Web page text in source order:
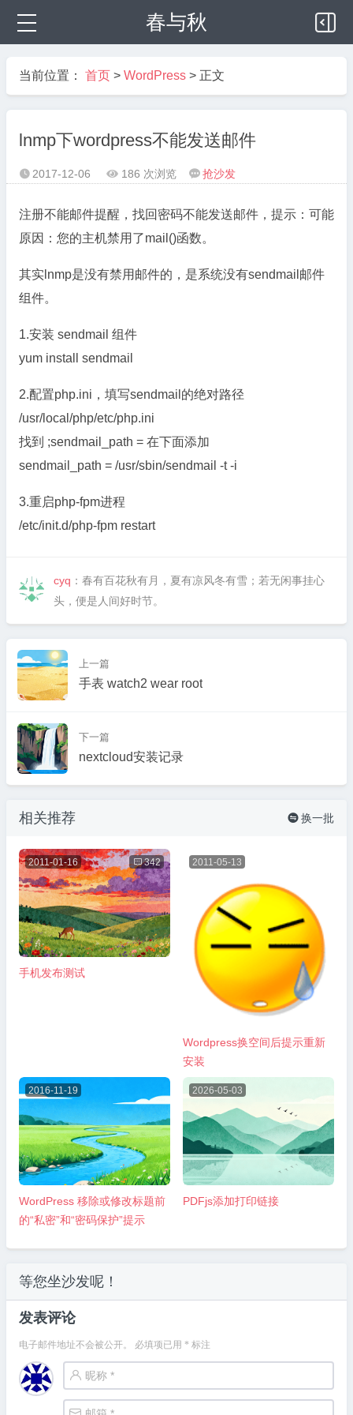
春与秋
当前位置： 首页 > WordPress > 正文
lnmp下wordpress不能发送邮件
 2017-12-06  186 次浏览  抢沙发
注册不能邮件提醒，找回密码不能发送邮件，提示：可能
原因：您的主机禁用了mail()函数。
其实lnmp是没有禁用邮件的，是系统没有sendmail邮件
组件。
1.安装 sendmail 组件
yum install sendmail
2.配置php.ini，填写sendmail的绝对路径
/usr/local/php/etc/php.ini
找到 ;sendmail_path = 在下面添加
sendmail_path = /usr/sbin/sendmail -t -i
3.重启php-fpm进程
/etc/init.d/php-fpm restart
cyq ：春有百花秋有月，夏有凉风冬有雪；若无闲事挂心
头，便是人间好时节。
上一篇
手表 watch2 wear root
下一篇
nextcloud安装记录
相关推荐  换一批
2011-01-16  342
手机发布测试
2011-05-13
Wordpress换空间后提示重新
安装
2016-11-19
WordPress 移除或修改标题前
的“私密”和“密码保护”提示
2026-05-03
PDFjs添加打印链接
等您坐沙发呢！
发表评论
电子邮件地址不会被公开。 必填项已用 * 标注